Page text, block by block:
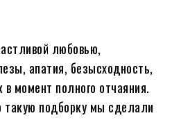
любовью,
апатия, безысходность,
момент полного отчаяния.
подборку мы сделали